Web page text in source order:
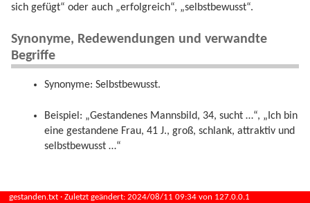
sich gefügt“ oder auch „erfolgreich“, „selbstbewusst“.
Synonyme, Redewendungen und verwandte
Begriffe
Synonyme: Selbstbewusst.
Beispiel: „Gestandenes Mannsbild, 34, sucht …“, „Ich bin
eine gestandene Frau, 41 J., groß, schlank, attraktiv und
selbstbewusst …“
gestanden.txt · Zuletzt geändert:2024/08/11 09:34 von 127.0.0.1